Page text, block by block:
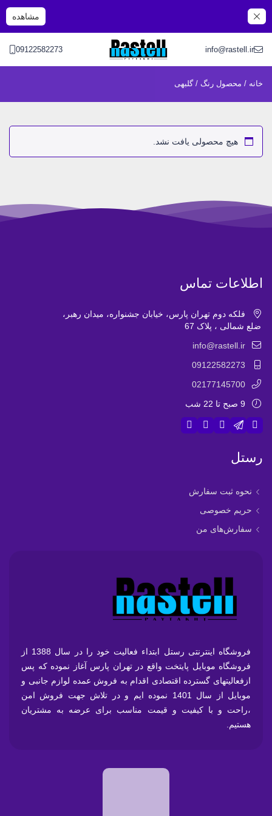
مشاهده
info@rastell.ir
09122582273
خانه / محصول رنگ / گلبهی
هیچ محصولی یافت نشد.
اطلاعات تماس
فلکه دوم تهران پارس، خیابان جشنواره، میدان رهبر،
ضلع شمالی ، پلاک 67
info@rastell.ir
09122582273
02177145700
9 صبح تا 22 شب
رستل
نحوه ثبت سفارش
حریم خصوصی
سفارش‌های من
فروشگاه اینترنتی رستل ابتداء فعالیت خود را در سال 1388 از
فروشگاه موبایل پایتخت واقع در تهران پارس آغاز نموده که پس
ازفعالیتهای گسترده اقتصادی اقدام به فروش عمده لوازم جانبی و
موبایل از سال 1401 نموده ایم و در تلاش جهت فروش امن
،راحت و با کیفیت و قیمت مناسب برای عرضه به مشتریان
هستیم.